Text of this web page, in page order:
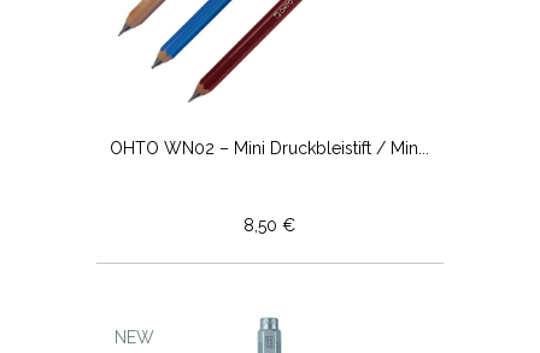
OHTO WN02 – Mini Druckbleistift / Min...
8,50 €
NEW